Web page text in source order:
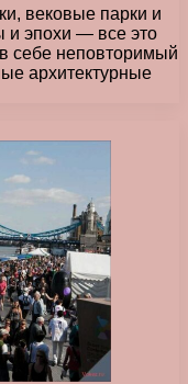
вековые парки и
и эпохи — все это
себе неповторимый
архитектурные